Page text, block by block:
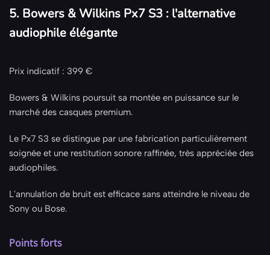
5. Bowers & Wilkins Px7 S3 : l'alternative
audiophile élégante
Prix indicatif : 399 €
Bowers & Wilkins poursuit sa montée en puissance sur le
marché des casques premium.
Le Px7 S3 se distingue par une fabrication particulièrement
soignée et une restitution sonore raffinée, très appréciée des
audiophiles.
L'annulation de bruit est efficace sans atteindre le niveau de
Sony ou Bose.
Points forts